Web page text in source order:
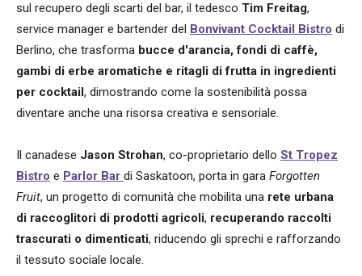
sul recupero degli scarti del bar, il tedesco Tim Freitag,
service manager e bartender del Bonvivant Cocktail Bistro di
Berlino, che trasforma bucce d'arancia, fondi di caffè,
gambi di erbe aromatiche e ritagli di frutta in ingredienti
per cocktail, dimostrando come la sostenibilità possa
diventare anche una risorsa creativa e sensoriale.
Il canadese Jason Strohan, co-proprietario dello St Tropez
Bistro e Parlor Bar di Saskatoon, porta in gara Forgotten
Fruit, un progetto di comunità che mobilita una rete urbana
di raccoglitori di prodotti agricoli, recuperando raccolti
trascurati o dimenticati, riducendo gli sprechi e rafforzando
il tessuto sociale locale.